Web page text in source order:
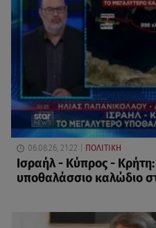
06.08.26, 21:22 ΠΟΛΙΤΙΚΗ
Ισραήλ - Κύπρος -
υποθαλάσσιο καλώδιο